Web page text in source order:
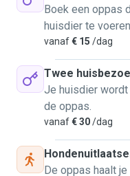
Boek een oppas
huisdier te
vanaf€ 15 /dag
Twee
Je huisdier
de oppas.
vanaf€ 30/dag
De oppas haalt